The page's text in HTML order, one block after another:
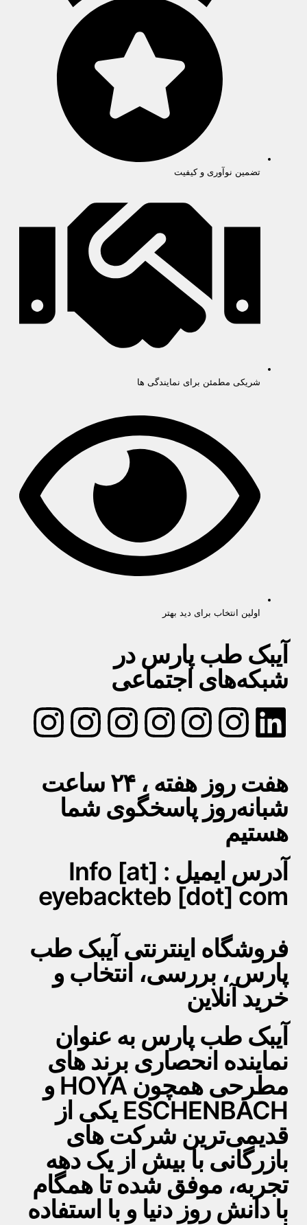
تضمین نوآوری و کیفیت
شریکی مطمئن برای نمایندگی ها
اولین انتخاب برای دید بهتر
آیبک طب پارس در
شبکه‌های اجتماعی
هفت روز هفته ، ۲۴ ساعت
شبانه‌روز پاسخگوی شما
هستیم
آدرس ایمیل : Info [at]
eyebackteb [dot] com
فروشگاه اینترنتی آیبک طب
پارس ، بررسی، انتخاب و
خرید آنلاین
آیبک طب پارس به عنوان
نماینده انحصاری برند های
مطرحی همچون HOYA و
ESCHENBACH یکی از
قدیمی‌ترین شرکت های
بازرگانی با بیش از یک دهه
تجربه، موفق شده تا همگام
با دانش روز دنیا و با استفاده